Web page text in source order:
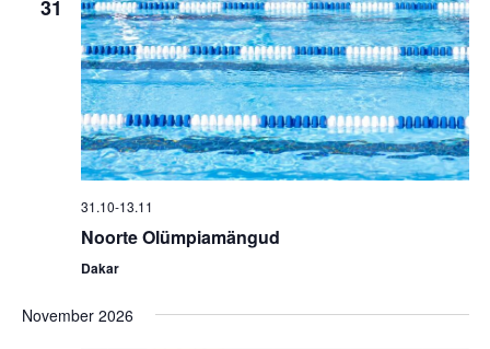
31
31.10-13.11
Noorte Olümpiamängud
Dakar
November 2026